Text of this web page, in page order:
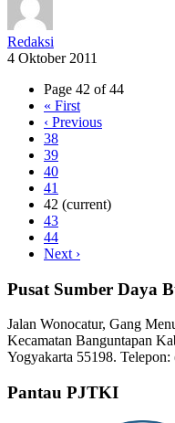
Redaksi
4 Oktober 2011
Page 42 of 44
« First
‹ Previous
38
39
40
41
42 (current)
43
44
Next ›
Pusat Sumber Daya
Jalan Wonocatur, Gang
Kecamatan Banguntapan
Yogyakarta 55198.
Pantau PJTKI